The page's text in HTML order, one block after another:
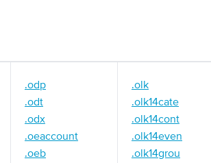
.odp
.odt
.odx
.oeaccount
.oeb
.olk
.olk14cate
.olk14cont
.olk14even
.olk14grou